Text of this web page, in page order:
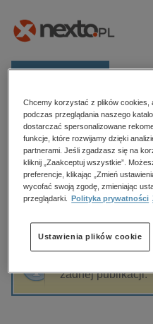
Kategorie
Zobacz wszystkie E-prasa
budownictwo,
biznesowe,
dzienniki
edukacja
hobby, sport,
komputery, internet,
Strona główna Replika
Replika
Sortowanie
żadnej publikacji.
Chcemy korzystać z plików cookies,
podczas przeglądania naszego
dostarczać spersonalizowane
funkcje, które rozwijamy dzięki
partnerami. Jeśli zgadzasz się na
kliknij „Zaakceptuj wszystkie”.
preferencje, klikając „Zmień
wycofać swoją zgodę, zmieniając
przeglądarki.
Polityka prywatności
Ustawienia plików cookie